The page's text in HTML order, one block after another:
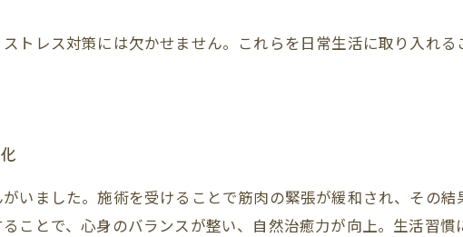
トレス対策には欠かせません。これらを日常生活に取り入れ
いました。施術を受けることで筋肉の緊張が緩和され、その
ことで、心身のバランスが整い、自然治癒力が向上。生活習